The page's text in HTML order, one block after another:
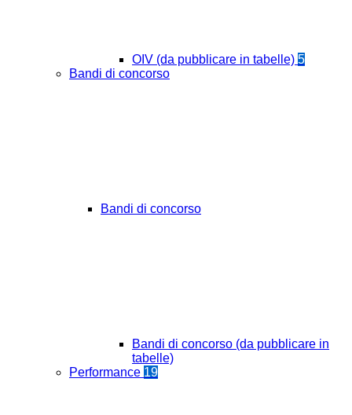
OIV (da pubblicare in tabelle) 5
Bandi di concorso
Bandi di concorso
Bandi di concorso (da pubblicare in
tabelle)
Performance 19